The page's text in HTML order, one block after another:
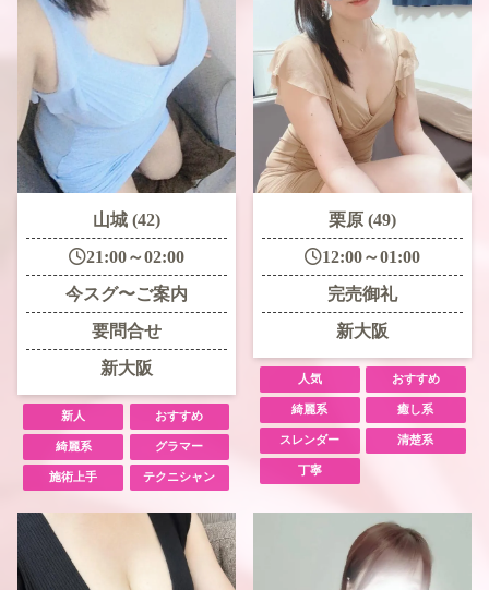
山城 (42)
21:00～02:00
今スグ〜ご案内
要問合せ
新大阪
新人 おすすめ
綺麗系 グラマー
施術上手 テクニシャン
栗原 (49)
12:00～01:00
完売御礼
新大阪
人気 おすすめ
綺麗系 癒し系
スレンダー 清楚系
丁寧